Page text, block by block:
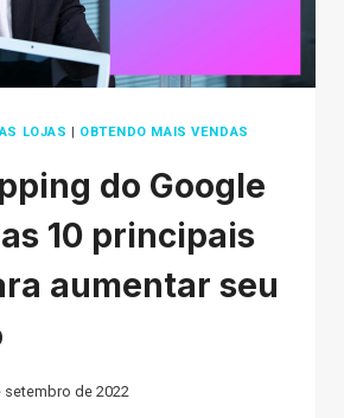
LOJAS | OBTENDO MAIS VENDAS
do Google
10 principais
aumentar seu
setembro de 2022